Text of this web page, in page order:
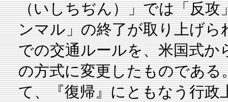
（いしちぢん）」では「反
ンマル」の終了が取り上げ
での交通ルールを、米国式か
の方式に変更したものである
て、『復帰』にともなう行政